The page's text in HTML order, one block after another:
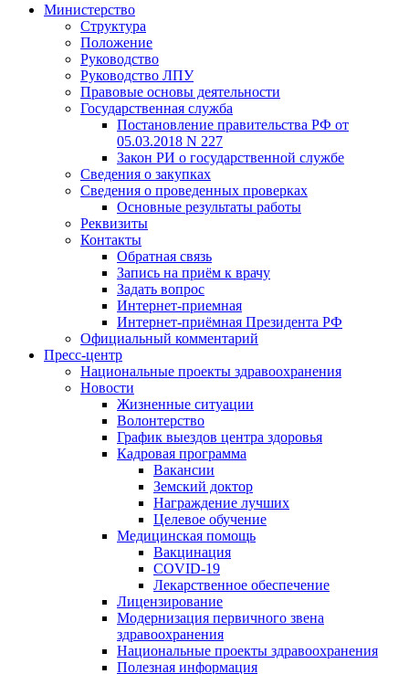
Министерство
Структура
Положение
Руководство
Руководство ЛПУ
Правовые основы деятельности
Государственная служба
Постановление правительства РФ от
05.03.2018 N 227
Закон РИ о государственной службе
Сведения о закупках
Сведения о проведенных проверках
Основные результаты работы
Реквизиты
Контакты
Обратная связь
Запись на приём к врачу
Задать вопрос
Интернет-приемная
Интернет-приёмная Президента РФ
Официальный комментарий
Пресс-центр
Национальные проекты здравоохранения
Новости
Жизненные ситуации
Волонтерство
График выездов центра здоровья
Кадровая программа
Вакансии
Земский доктор
Награждение лучших
Целевое обучение
Медицинская помощь
Вакцинация
COVID-19
Лекарственное обеспечение
Лицензирование
Модернизация первичного звена
здравоохранения
Национальные проекты здравоохранения
Полезная информация